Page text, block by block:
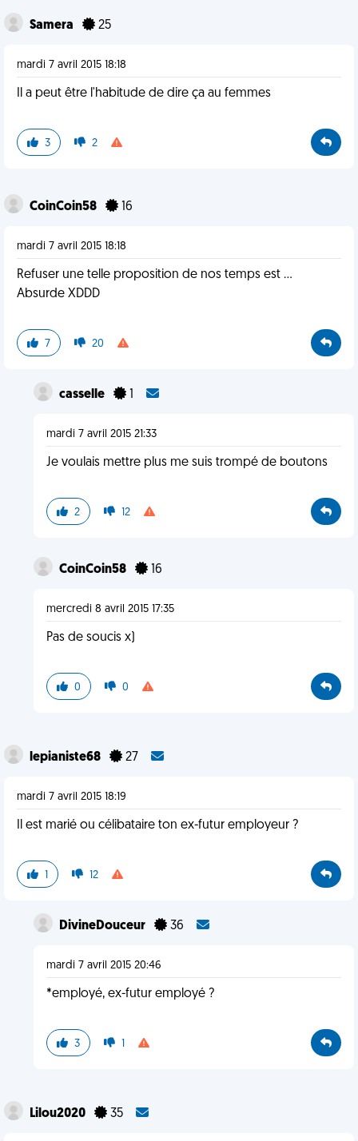
Samera 25
mardi 7 avril 2015 18:18
Il a peut être l'habitude de dire ça au femmes
3 2
CoinCoin58 16
mardi 7 avril 2015 18:18
Refuser une telle proposition de nos temps est ...
Absurde XDDD
7 20
casselle 1
mardi 7 avril 2015 21:33
Je voulais mettre plus me suis trompé de boutons
2 12
CoinCoin58 16
mercredi 8 avril 2015 17:35
Pas de soucis x)
0 0
lepianiste68 27
mardi 7 avril 2015 18:19
Il est marié ou célibataire ton ex-futur employeur ?
1 12
DivineDouceur 36
mardi 7 avril 2015 20:46
*employé, ex-futur employé ?
3 1
Lilou2020 35